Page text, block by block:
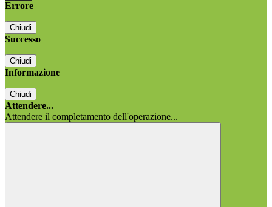
Errore
Chiudi
Successo
Chiudi
Informazione
Chiudi
Attendere...
Attendere il completamento dell'operazione...